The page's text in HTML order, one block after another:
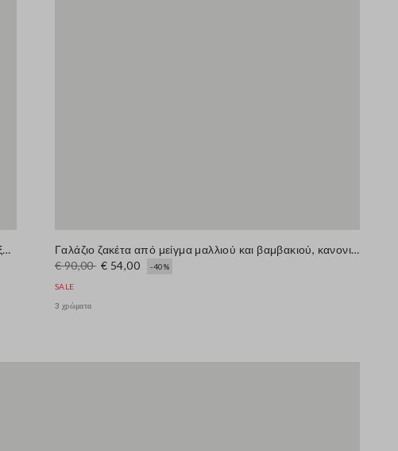
Πορτοκαλί πουλόβερ κανονικής εφαρμογής από ανάμειξη μαλλιού και βαμβακιού
Γαλάζιο ζακέτα από μείγμα μαλλιού και βαμβακιού, κανονική εφαρμογή
€ 90,00 € 54,00 -40%
SALE
3 χρώματα